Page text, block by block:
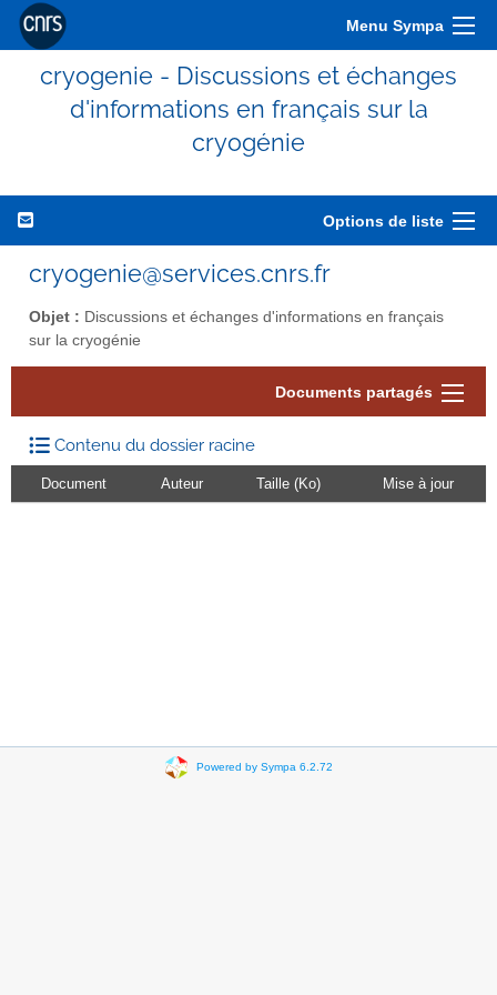
Menu Sympa
cryogenie - Discussions et échanges
d'informations en français sur la
cryogénie
Options de liste
cryogenie@services.cnrs.fr
Objet : Discussions et échanges d'informations en français
sur la cryogénie
Documents partagés
Contenu du dossier racine
Document Auteur Taille (Ko) Mise à jour
Powered by Sympa 6.2.72